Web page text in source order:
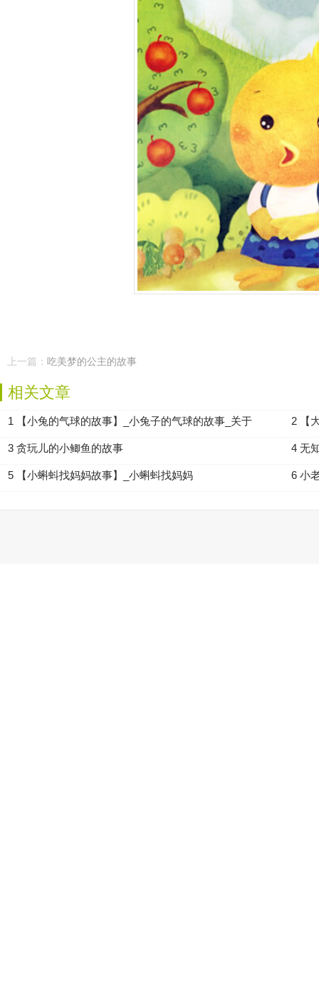
上一篇： 吃美梦的公主的故事
相关文章
1 【小兔的气球的故事】_小兔子的气球的故事_关于 2 【
3 贪玩儿的小鲫鱼的故事 4 无
5 【小蝌蚪找妈妈故事】_小蝌蚪找妈妈 6 小